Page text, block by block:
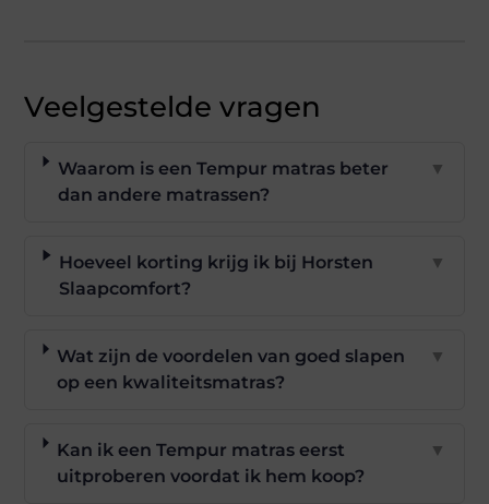
Veelgestelde vragen
Waarom is een Tempur matras beter
dan andere matrassen?
▼
Hoeveel korting krijg ik bij Horsten
Slaapcomfort?
▼
Wat zijn de voordelen van goed slapen
op een kwaliteitsmatras?
▼
Kan ik een Tempur matras eerst
uitproberen voordat ik hem koop?
▼